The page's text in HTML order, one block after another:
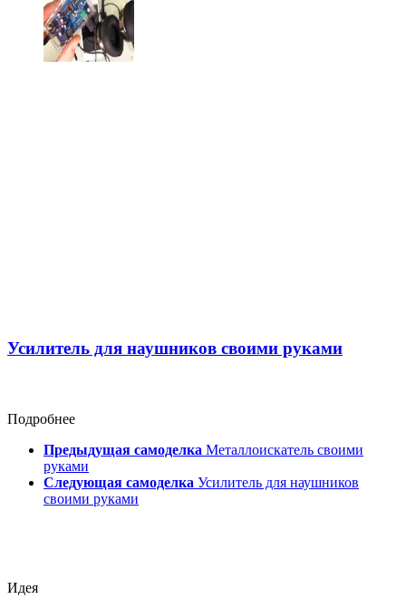
Усилитель для наушников своими руками
Подробнее
Предыдущая самоделка Металлоискатель своими
руками
Следующая самоделка Усилитель для наушников
своими руками
Идея